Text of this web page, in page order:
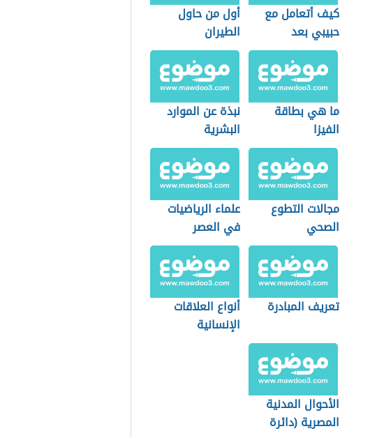
كيف أتعامل مع
حبيبي بعد
الانفصال
أول من حاول
الطيران
ما هي بطاقة
الفيزا
نبذة عن الموارد
البشرية
مجالات التطوع
الصحي
علماء الرياضيات
في العصر
العباسي
تعريف المبادرة
أنواع العلاقات
الإنسانية
الأحوال المدنية
المصرية (دائرة